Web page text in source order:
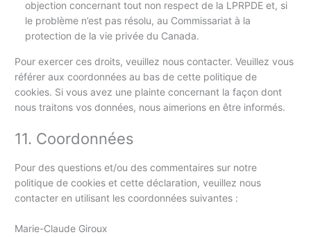
objection concernant tout non respect de la LPRPDE et, si
le problème n’est pas résolu, au Commissariat à la
protection de la vie privée du Canada.
Pour exercer ces droits, veuillez nous contacter. Veuillez vous
référer aux coordonnées au bas de cette politique de
cookies. Si vous avez une plainte concernant la façon dont
nous traitons vos données, nous aimerions en être informés.
11. Coordonnées
Pour des questions et/ou des commentaires sur notre
politique de cookies et cette déclaration, veuillez nous
contacter en utilisant les coordonnées suivantes :
Marie-Claude Giroux